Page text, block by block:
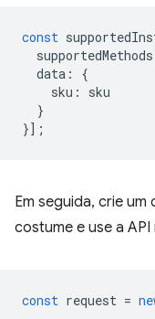
const
supportedMethods
data :
{
sku :
sku
}
}];
Em seguida, crie um
costume e use a
const request =